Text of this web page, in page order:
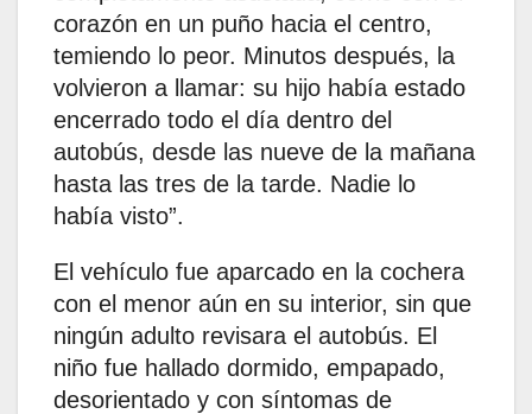
corazón en un puño hacia el centro,
temiendo lo peor. Minutos después, la
volvieron a llamar: su hijo había estado
encerrado todo el día dentro del
autobús, desde las nueve de la mañana
hasta las tres de la tarde. Nadie lo
había visto”.
El vehículo fue aparcado en la cochera
con el menor aún en su interior, sin que
ningún adulto revisara el autobús. El
niño fue hallado dormido, empapado,
desorientado y con síntomas de